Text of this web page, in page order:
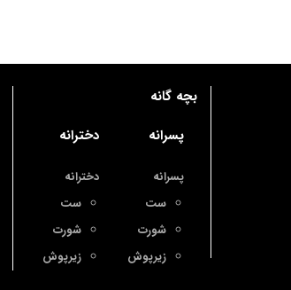
بچه گانه
پسرانه
پسرانه
ست
شورت
زیرپوش
دخترانه
دخترانه
ست
شورت
زیرپوش